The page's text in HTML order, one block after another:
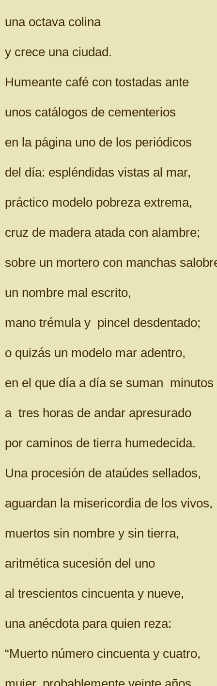
una octava colina
y crece una ciudad.
Humeante café con tostadas ante
unos catálogos de cementerios
en la página uno de los periódicos
del día: espléndidas vistas al mar,
práctico modelo pobreza extrema,
cruz de madera atada con alambre;
sobre un mortero con manchas
un nombre mal escrito,
mano trémula y pincel desdentado;
o quizás un modelo mar adentro,
en el que día a día se suman minutos
a tres horas de andar apresurado
por caminos de tierra humedecida.
Una procesión de ataúdes sellados,
aguardan la misericordia de los vivos,
muertos sin nombre y sin tierra,
aritmética sucesión del uno
al trescientos cincuenta y nueve,
una anécdota para quien reza:
“Muerto número cincuenta y cuatro,